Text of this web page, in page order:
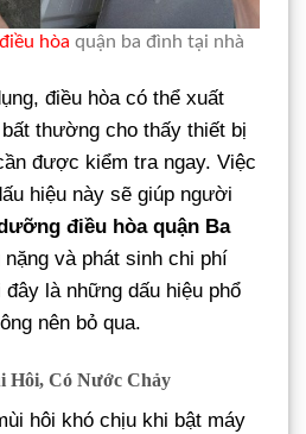
hòa quận ba đình tại nhà
điều hòa có thể xuất
thường cho thấy thiết bị
được kiểm tra ngay. Việc
hiệu này sẽ giúp người
điều hòa quận Ba
và phát sinh chi phí
là những dấu hiệu phổ
nên bỏ qua.
Hôi, Có Nước Chảy
hôi khó chịu khi bật máy